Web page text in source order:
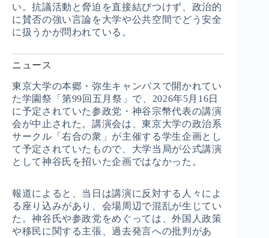
い。抗議活動と脅迫を直接結びつけず、政治的
に賛否の強い言論を大学や公共空間でどう安全
に扱うかが問われている。
ニュース
東京大学の本郷・弥生キャンパスで開かれてい
た学園祭「第99回五月祭」で、2026年5月16日
に予定されていた参政党・神谷宗幣代表の講演
会が中止された。講演会は、東京大学の政治系
サークル「右合の衆」が主催する学生企画とし
て予定されていたもので、大学当局が公式講演
として神谷氏を招いた企画ではなかった。
報道によると、当日は講演に反対する人々によ
る座り込みがあり、会場周辺で混乱が生じてい
た。神谷氏や参政党をめぐっては、外国人政策
や移民に関する主張、過去発言への批判があ